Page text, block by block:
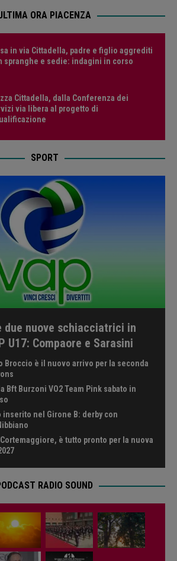
ORA PIACENZA
in via Cittadella, padre e figlio aggrediti
spranghe e sedie: indagini in corso
Cittadella, dalla Conferenza dei
via libera al progetto di
SPORT
due nuove schiacciatrici in
U17: Compaore e Sarasini
Broccio è il nuovo arrivo per la seconda
Bft Burzoni VO2 Team Pink sabato in
inserito nel Girone B: derby con
è tutto pronto per la nuova
RADIO SOUND